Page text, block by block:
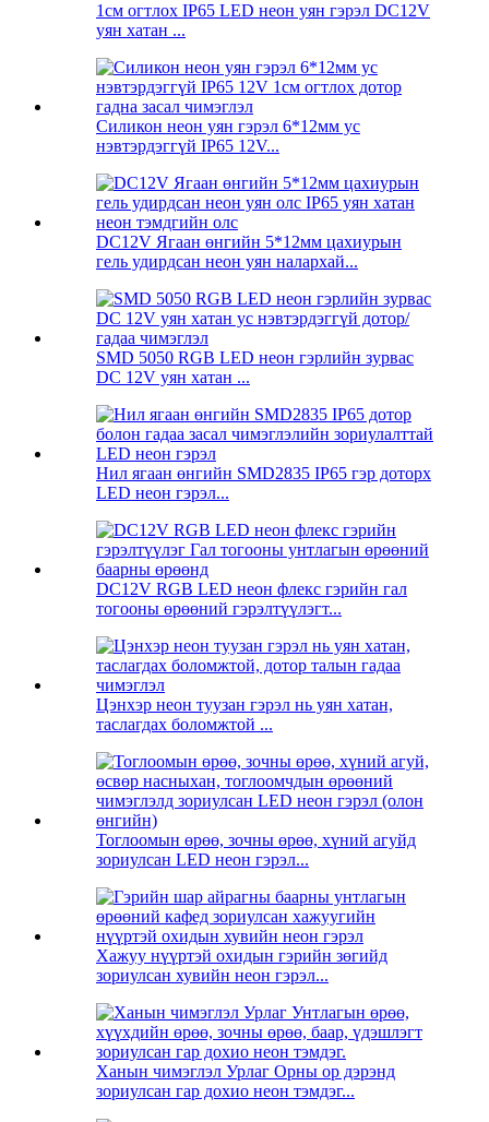
1см огтлох IP65 LED неон уян гэрэл DC12V
уян хатан ...
Силикон неон уян гэрэл 6*12мм ус
нэвтэрдэггүй IP65 12V...
DC12V Ягаан өнгийн 5*12мм цахиурын
гель удирдсан неон уян налархай...
SMD 5050 RGB LED неон гэрлийн зурвас
DC 12V уян хатан ...
Нил ягаан өнгийн SMD2835 IP65 гэр доторх
LED неон гэрэл...
DC12V RGB LED неон флекс гэрийн гал
тогооны өрөөний гэрэлтүүлэгт...
Цэнхэр неон туузан гэрэл нь уян хатан,
таслагдах боломжтой ...
Тоглоомын өрөө, зочны өрөө, хүний ​​агуйд
зориулсан LED неон гэрэл...
Хажуу нүүртэй охидын гэрийн зөгийд
зориулсан хувийн неон гэрэл...
Ханын чимэглэл Урлаг Орны ор дэрэнд
зориулсан гар дохио неон тэмдэг...